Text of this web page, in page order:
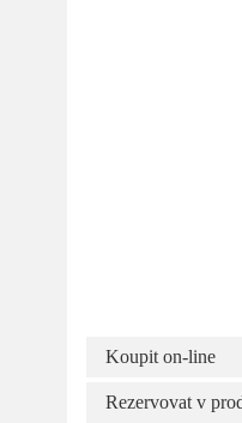
Koupit on-line
Rezervovat v